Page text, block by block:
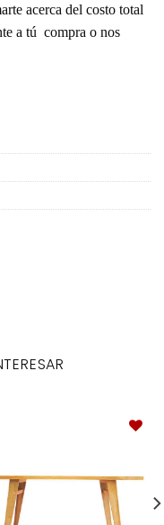
acerca del costo total
a tú compra o nos